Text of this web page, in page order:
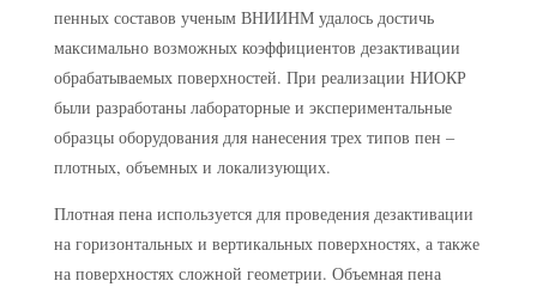
пенных составов ученым ВНИИНМ удалось достичь
максимально возможных коэффициентов дезактивации
обрабатываемых поверхностей. При реализации НИОКР
были разработаны лабораторные и экспериментальные
образцы оборудования для нанесения трех типов пен –
плотных, объемных и локализующих.
Плотная пена используется для проведения дезактивации
на горизонтальных и вертикальных поверхностях, а также
на поверхностях сложной геометрии. Объемная пена